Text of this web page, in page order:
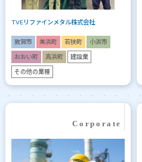
TVEリファインメタル株式会社
敦賀市 美浜町 若狭町 小浜市
おおい町 高浜町 建設業
その他の業種